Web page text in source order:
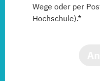
Wege oder per
Hochschule).*